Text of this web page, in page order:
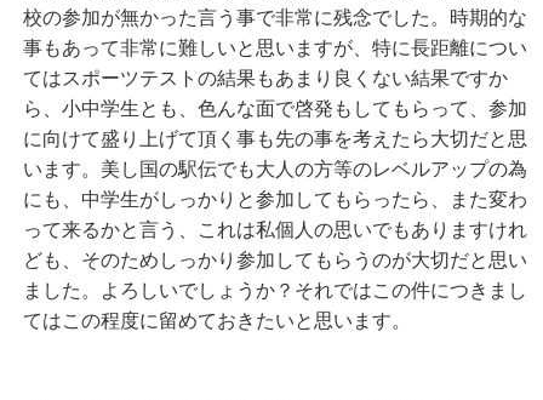
校の参加が無かった言う事で非常に残念でした。時期的な
事もあって非常に難しいと思いますが、特に長距離につい
てはスポーツテストの結果もあまり良くない結果ですか
ら、小中学生とも、色んな面で啓発もしてもらって、参加
に向けて盛り上げて頂く事も先の事を考えたら大切だと思
います。美し国の駅伝でも大人の方等のレベルアップの為
にも、中学生がしっかりと参加してもらったら、また変わ
って来るかと言う、これは私個人の思いでもありますけれ
ども、そのためしっかり参加してもらうのが大切だと思い
ました。よろしいでしょうか？それではこの件につきまし
てはこの程度に留めておきたいと思います。